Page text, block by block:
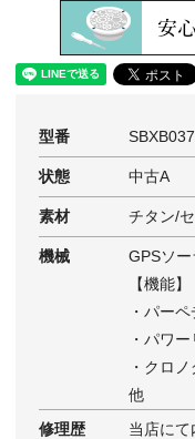
型番 SBXB037
状態 中古A
素材 チタン/
機械
GPSソ
【機能】
・パー
・パワ
・クロ
他
修理歴
当店にて